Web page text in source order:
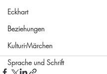
Eckhart
Beziehungen
Kulturi-Märchen
Sprache und Schrift